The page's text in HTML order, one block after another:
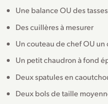
Une balance OU des
Des cuillères à mesurer
Un couteau de chef OU un
Un petit chaudron à fond
Deux spatules en
Deux bols de taille